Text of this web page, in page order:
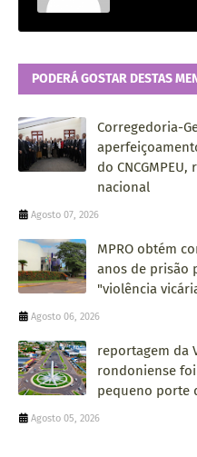
PODERÁ GOSTAR DESTAS
Corregedoria-
do
nacional
Agosto 07, 2026
MPRO obtém
anos de prisão
"violência
Agosto 06, 2026
reportagem da
rondoniense
pequeno porte
Agosto 05, 2026